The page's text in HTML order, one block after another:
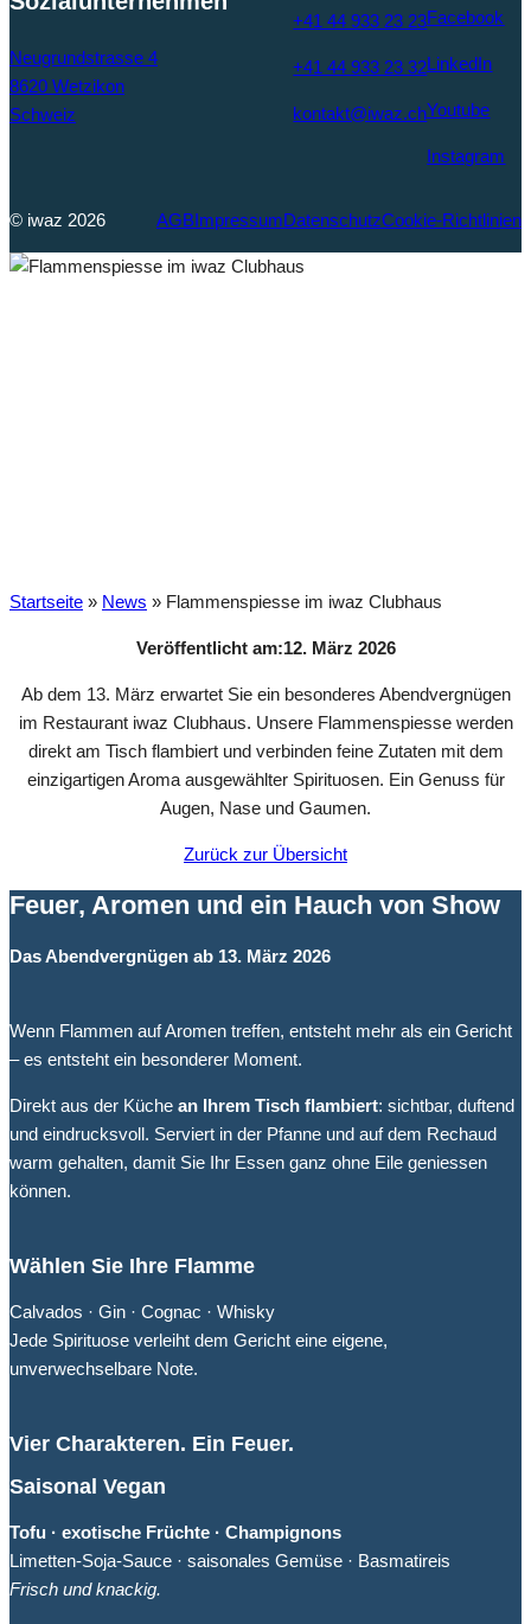
Neugrundstrasse 4
8620 Wetzikon
Schweiz
+41 44 933 23 23
+41 44 933 23 32
kontakt@iwaz.ch
Facebook
LinkedIn
Youtube
Instagram
© iwaz 2026 AGBImpressumDatenschutzCookie-Richtlinien
Startseite » News » Flammenspiesse im iwaz Clubhaus
Veröffentlicht am:12. März 2026
Ab dem 13. März erwartet Sie ein besonderes Abendvergnügen
im Restaurant iwaz Clubhaus. Unsere Flammenspiesse werden
direkt am Tisch flambiert und verbinden feine Zutaten mit dem
einzigartigen Aroma ausgewählter Spirituosen. Ein Genuss für
Augen, Nase und Gaumen.
Zurück zur Übersicht
Feuer, Aromen und ein Hauch von Show
Das Abendvergnügen ab 13. März 2026
Wenn Flammen auf Aromen treffen, entsteht mehr als ein Gericht
– es entsteht ein besonderer Moment.
Direkt aus der Küche an Ihrem Tisch flambiert: sichtbar, duftend
und eindrucksvoll. Serviert in der Pfanne und auf dem Rechaud
warm gehalten, damit Sie Ihr Essen ganz ohne Eile geniessen
können.
Wählen Sie Ihre Flamme
Calvados · Gin · Cognac · Whisky
Jede Spirituose verleiht dem Gericht eine eigene,
unverwechselbare Note.
Vier Charakteren. Ein Feuer.
Saisonal Vegan
Tofu · exotische Früchte · Champignons
Limetten-Soja-Sauce · saisonales Gemüse · Basmatireis
Frisch und knackig.